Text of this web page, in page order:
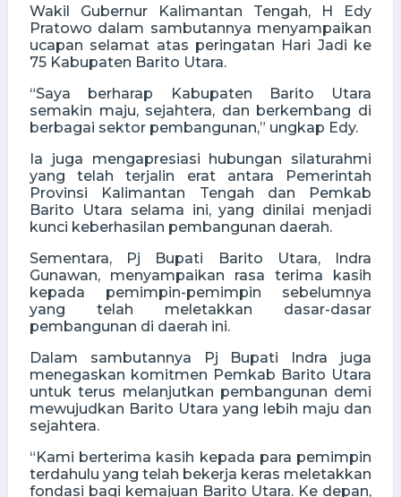
Wakil Gubernur Kalimantan Tengah, H Edy
Pratowo dalam sambutannya menyampaikan
ucapan selamat atas peringatan Hari Jadi ke
75 Kabupaten Barito Utara.
“Saya berharap Kabupaten Barito Utara
semakin maju, sejahtera, dan berkembang di
berbagai sektor pembangunan,” ungkap Edy.
Ia juga mengapresiasi hubungan silaturahmi
yang telah terjalin erat antara Pemerintah
Provinsi Kalimantan Tengah dan Pemkab
Barito Utara selama ini, yang dinilai menjadi
kunci keberhasilan pembangunan daerah.
Sementara, Pj Bupati Barito Utara, Indra
Gunawan, menyampaikan rasa terima kasih
kepada pemimpin-pemimpin sebelumnya
yang telah meletakkan dasar-dasar
pembangunan di daerah ini.
Dalam sambutannya Pj Bupati Indra juga
menegaskan komitmen Pemkab Barito Utara
untuk terus melanjutkan pembangunan demi
mewujudkan Barito Utara yang lebih maju dan
sejahtera.
“Kami berterima kasih kepada para pemimpin
terdahulu yang telah bekerja keras meletakkan
fondasi bagi kemajuan Barito Utara. Ke depan,